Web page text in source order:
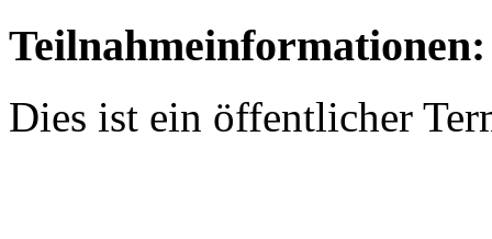
Teilnahmeinformationen:
Dies ist ein öffentlicher